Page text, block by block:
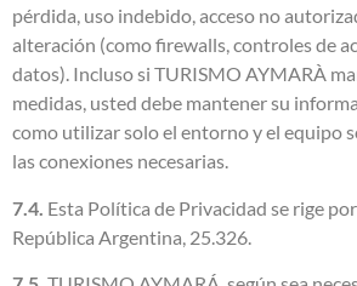
pérdida, uso indebido, acceso no
alteración (como firewalls, controles de
datos). Incluso si TURISMO AYMARÀ
medidas, usted debe mantener su
como utilizar solo el entorno y el equipo
las conexiones necesarias.
7.4. Esta Política de Privacidad se rige
República Argentina, 25.326.